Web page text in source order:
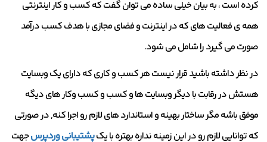
کرده است ، به بیان خیلی ساده می توان گفت که کسب و کار اینترنتی
همه ی فعالیت های که در اینترنت و فضای مجازی با هدف کسب درآمد
صورت می گیرد را شامل می شود.
در نظر داشته باشید قرار نیست هر کسب و کاری که دارای یک وبسایت
هستش در رقابت با دیگر وبسایت ها و کسب و کسب وکار های دیگه
موفق باشه مگر ساختار بهینه و استاندارد های لازم رو اجرا کنه, در صورتی
که توانایی لازم رو در این زمینه نداره بهتره با یکپشتیبانی وردپرسجهت